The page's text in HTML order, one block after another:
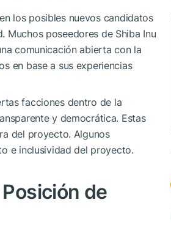
los posibles nuevos candidatos
poseedores de Shiba Inu
comunicación abierta con la
en base a sus experiencias
facciones dentro de la
y democrática. Estas
del proyecto. Algunos
e inclusividad del proyecto.
de